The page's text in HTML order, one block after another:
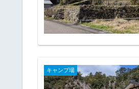
キャンプ場